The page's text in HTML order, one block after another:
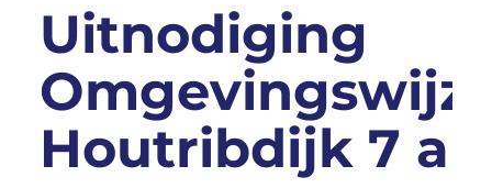
Uitnodiging
Houtribdijk 7